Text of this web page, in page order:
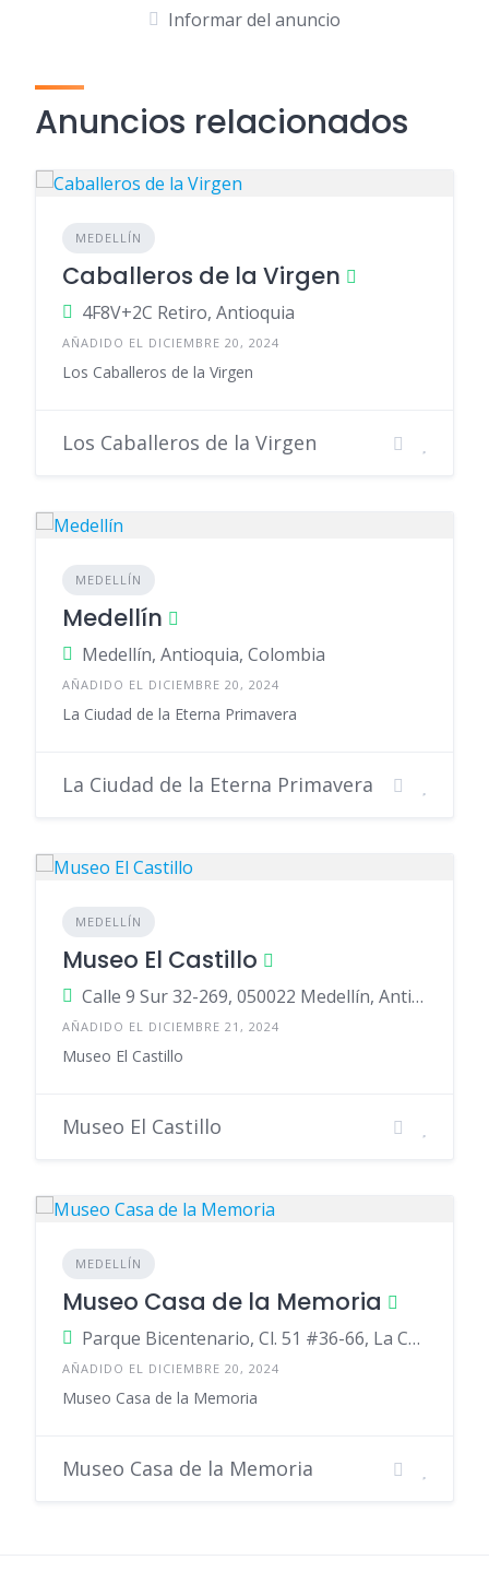
Informar del anuncio
Anuncios relacionados
MEDELLÍN
Caballeros de la Virgen
4F8V+2C Retiro, Antioquia
AÑADIDO EL DICIEMBRE 20, 2024
Los Caballeros de la Virgen
Los Caballeros de la Virgen
MEDELLÍN
Medellín
Medellín, Antioquia, Colombia
AÑADIDO EL DICIEMBRE 20, 2024
La Ciudad de la Eterna Primavera
La Ciudad de la Eterna Primavera
MEDELLÍN
Museo El Castillo
Calle 9 Sur 32-269, 050022 Medellín, Antioquia, Colombia
AÑADIDO EL DICIEMBRE 21, 2024
Museo El Castillo
Museo El Castillo
MEDELLÍN
Museo Casa de la Memoria
Parque Bicentenario, Cl. 51 #36-66, La Candelaria, Medellín, La Candelaria, Medellín, Antioquia
AÑADIDO EL DICIEMBRE 20, 2024
Museo Casa de la Memoria
Museo Casa de la Memoria